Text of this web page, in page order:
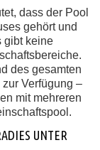
dass der Pool
gehört und
gibt keine
des gesamten
Verfügung –
mit mehreren
UNTER